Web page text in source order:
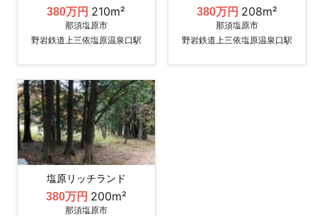
380万円 210m²
那須塩原市
野岩鉄道上三依塩原温泉口駅
380万円 208m²
那須塩原市
野岩鉄道上三依塩原温泉口駅
塩原リッチランド
380万円 200m²
那須塩原市